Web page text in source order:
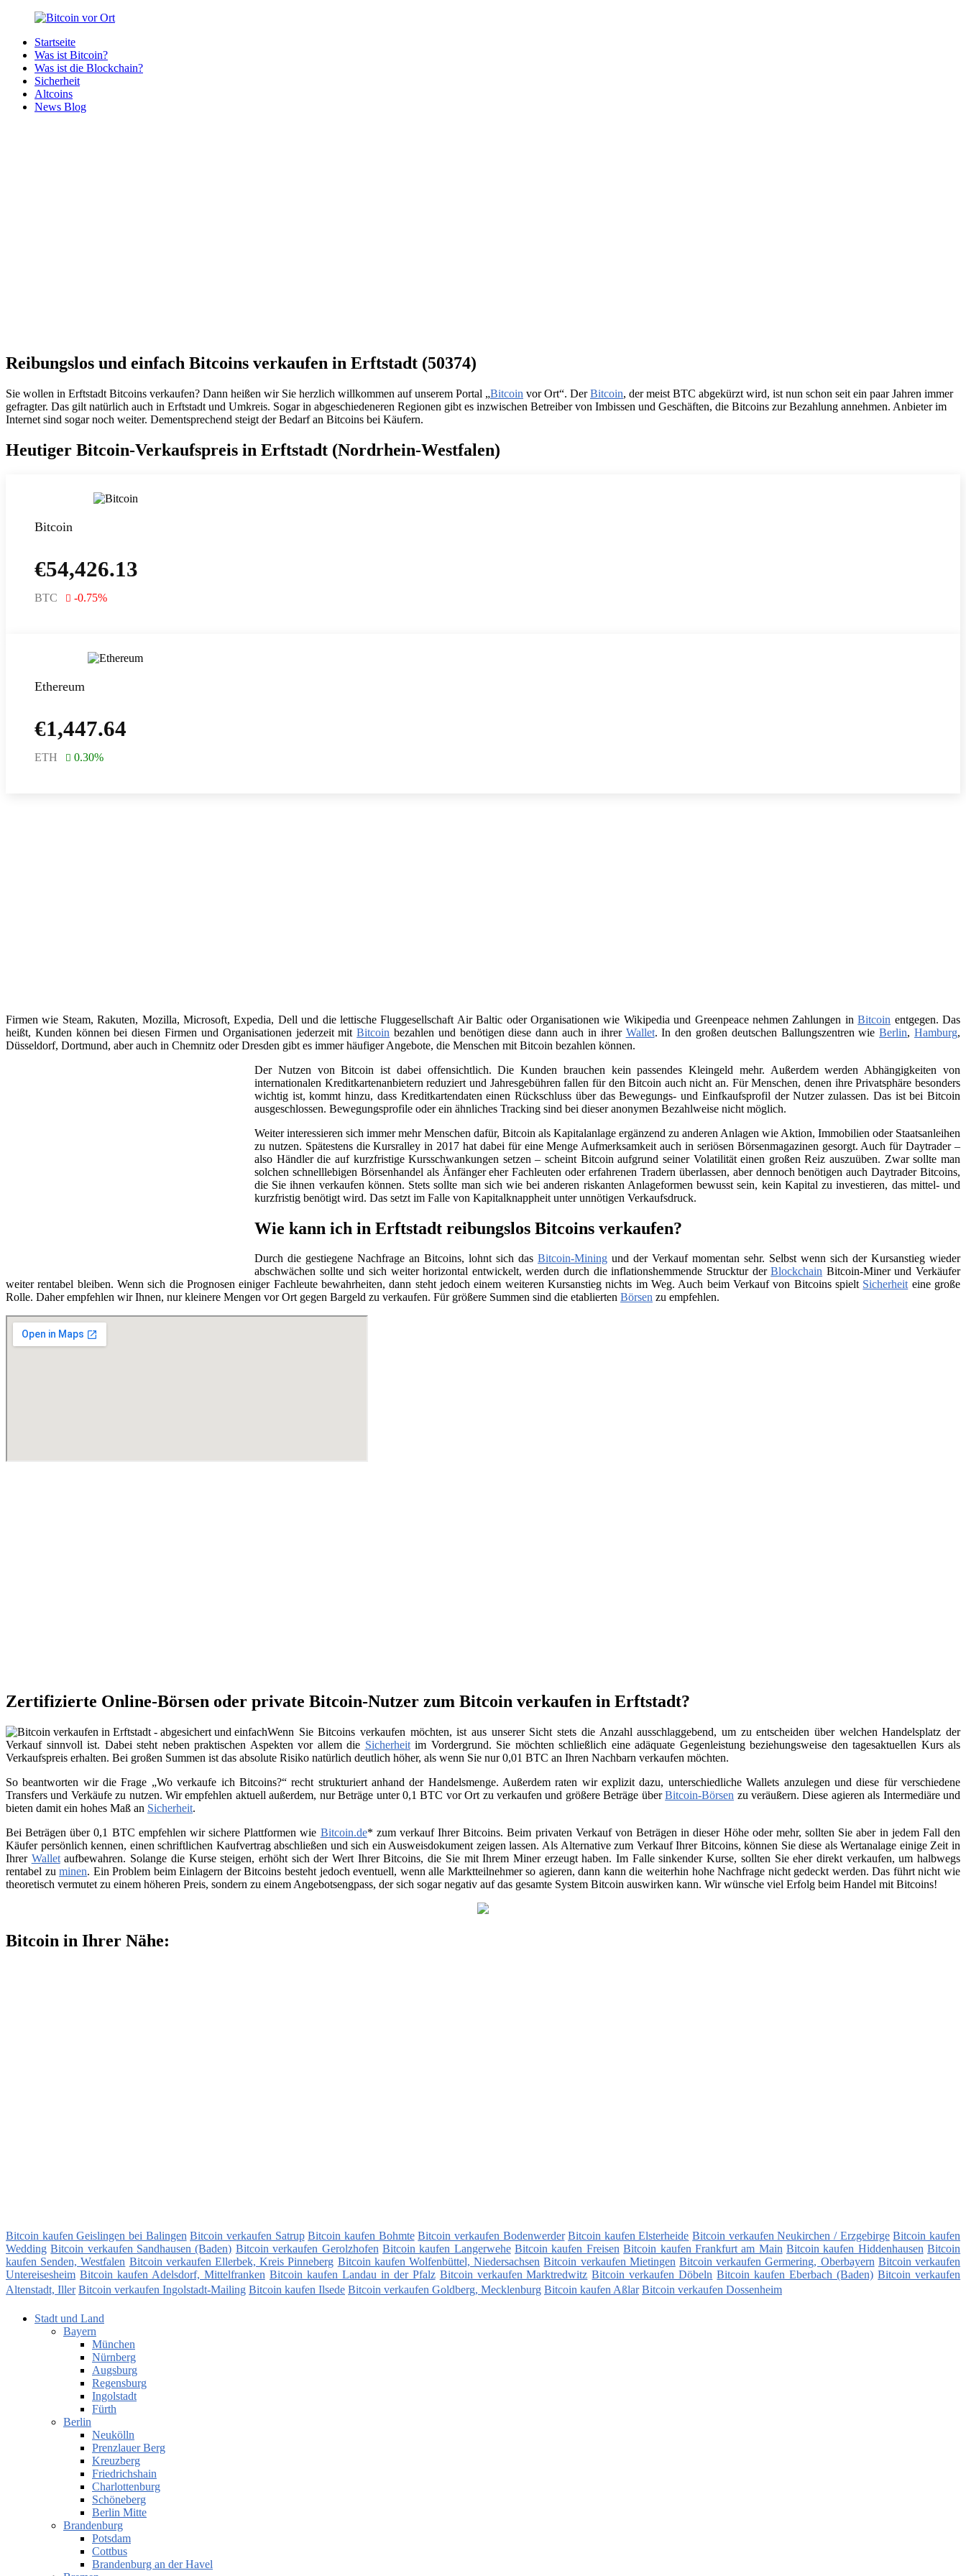
Zurück
Inhalt
Bitcoin
Bitcoins
deiner
Region
Startseite
Was ist Bitcoin?
Was ist die Blockchain?
Sicherheit
Altcoins
News Blog
Reibungslos und einfach Bitcoins verkaufen in Erftstadt (50374)
Sie wollen in Erftstadt Bitcoins verkaufen? Dann heißen wir Sie herzlich willkommen auf unserem Portal „Bitcoin vor Ort“. DerBitcoin, der meist BTC abgekürzt wird, ist nun schon seit ein paar Jahren immer
gefragter. Das gilt natürlich auch in Erftstadt und Umkreis. Sogar in abgeschiedeneren Regionen gibt es inzwischen Betreiber von Imbissen und Geschäften, die Bitcoins zur Bezahlung annehmen. Anbieter im
Internet sind sogar noch weiter. Dementsprechend steigt der Bedarf an Bitcoins bei Käufern.
Heutiger Bitcoin-Verkaufspreis in Erftstadt (Nordrhein-Westfalen)
Bitcoin
€54,426.13
BTC -0.75%
Ethereum
€1,447.64
ETH 0.30%
Firmen wie Steam, Rakuten, Mozilla, Microsoft, Expedia, Dell und die lettische Fluggesellschaft Air Baltic oder Organisationen wie Wikipedia und Greenpeace nehmen Zahlungen inBitcoin entgegen. Das
heißt, Kunden können bei diesen Firmen und Organisationen jederzeit mitBitcoin bezahlen und benötigen diese dann auch in ihrer Wallet. In den großen deutschen Ballungszentren wieBerlin,Hamburg,
Düsseldorf, Dortmund, aber auch in Chemnitz oder Dresden gibt es immer häufiger Angebote, die Menschen mit Bitcoin bezahlen können.
Der Nutzen von Bitcoin ist dabei offensichtlich. Die Kunden brauchen kein passendes Kleingeld mehr. Außerdem werden Abhängigkeiten von
internationalen Kreditkartenanbietern reduziert und Jahresgebühren fallen für den Bitcoin auch nicht an. Für Menschen, denen ihre Privatsphäre besonders
wichtig ist, kommt hinzu, dass Kreditkartendaten einen Rückschluss über das Bewegungs- und Einfkaufsprofil der Nutzer zulassen. Das ist bei Bitcoin
ausgeschlossen. Bewegungsprofile oder ein ähnliches Tracking sind bei dieser anonymen Bezahlweise nicht möglich.
Weiter interessieren sich immer mehr Menschen dafür, Bitcoin als Kapitalanlage ergänzend zu anderen Anlagen wie Aktion, Immobilien oder Staatsanleihen
zu nutzen. Spätestens die Kursralley in 2017 hat dabei für eine Menge Aufmerksamkeit auch in seriösen Börsenmagazinen gesorgt. Auch für Daytrader –
also Händler die auf kurzfristige Kursschwankungen setzen – scheint Bitcoin aufgrund seiner Volatilität einen großen Reiz auszuüben. Zwar sollte man
solchen schnelllebigen Börsenhandel als Änfänger eher Fachleuten oder erfahrenen Tradern überlassen, aber dennoch benötigen auch Daytrader Bitcoins,
die Sie ihnen verkaufen können. Stets sollte man sich wie bei anderen riskanten Anlageformen bewusst sein, kein Kapital zu investieren, das mittel- und
kurzfristig benötigt wird. Das setzt im Falle von Kapitalknappheit unter unnötigen Verkaufsdruck.
Wie kann ich in Erftstadt reibungslos Bitcoins verkaufen?
Durch die gestiegene Nachfrage an Bitcoins, lohnt sich das Bitcoin-Mining und der Verkauf momentan sehr. Selbst wenn sich der Kursanstieg wieder
abschwächen sollte und sich weiter horizontal entwickelt, werden durch die inflationshemmende Strucktur derBlockchain Bitcoin-Miner und Verkäufer
weiter rentabel bleiben. Wenn sich die Prognosen einiger Fachleute bewahrheiten, dann steht jedoch einem weiteren Kursanstieg nichts im Weg. Auch beim Verkauf von Bitcoins spielt Sicherheiteine große
Rolle. Daher empfehlen wir Ihnen, nur kleinere Mengen vor Ort gegen Bargeld zu verkaufen. Für größere Summen sind die etablierten Börsen zu empfehlen.
Zertifizierte Online-Börsen oder private Bitcoin-Nutzer zum Bitcoin verkaufen in Erftstadt?
Wenn Sie Bitcoins verkaufen möchten, ist aus unserer Sicht stets die Anzahl ausschlaggebend, um zu entscheiden über welchen Handelsplatz der
Verkauf sinnvoll ist. Dabei steht neben praktischen Aspekten vor allem die Sicherheitim Vordergrund. Sie möchten schließlich eine adäquate Gegenleistung beziehungsweise den tagesaktuellen Kurs als
Verkaufspreis erhalten. Bei großen Summen ist das absolute Risiko natürlich deutlich höher, als wenn Sie nur 0,01 BTC an Ihren Nachbarn verkaufen möchten.
So beantworten wir die Frage „Wo verkaufe ich Bitcoins?“ recht strukturiert anhand der Handelsmenge. Außerdem raten wir explizit dazu, unterschiedliche Wallets anzulegen und diese für verschiedene
Transfers und Verkäufe zu nutzen. Wir empfehlen aktuell außerdem, nur Beträge unter 0,1 BTC vor Ort zu verkaufen und größere Beträge überBitcoin-Börsen zu veräußern. Diese agieren als Intermediäre und
bieten damit ein hohes Maß an Sicherheit.
Bei Beträgen über 0,1 BTC empfehlen wir sichere Plattformen wie Bitcoin.de* zum verkauf Ihrer Bitcoins. Beim privaten Verkauf von Beträgen in dieser Höhe oder mehr, sollten Sie aber in jedem Fall den
Käufer persönlich kennen, einen schriftlichen Kaufvertrag abschließen und sich ein Ausweisdokument zeigen lassen. Als Alternative zum Verkauf Ihrer Bitcoins, können Sie diese als Wertanalage einige Zeit in
Ihrer Walletaufbewahren. Solange die Kurse steigen, erhöht sich der Wert Ihrer Bitcoins, die Sie mit Ihrem Miner erzeugt haben. Im Falle sinkender Kurse, sollten Sie eher direkt verkaufen, um halbwegs
rentabel zuminen. Ein Problem beim Einlagern der Bitcoins besteht jedoch eventuell, wenn alle Marktteilnehmer so agieren, dann kann die weiterhin hohe Nachfrage nicht gedeckt werden. Das führt nicht wie
theoretisch vermutet zu einem höheren Preis, sondern zu einem Angebotsengpass, der sich sogar negativ auf das gesamte System Bitcoin auswirken kann. Wir wünsche viel Erfolg beim Handel mit Bitcoins!
Bitcoin in Ihrer Nähe:
Bitcoin kaufen Geislingen bei Balingen Bitcoin verkaufen Satrup Bitcoin kaufen Bohmte Bitcoin verkaufen Bodenwerder Bitcoin kaufen Elsterheide Bitcoin verkaufen Neukirchen / Erzgebirge Bitcoin kaufen
Wedding Bitcoin verkaufen Sandhausen (Baden) Bitcoin verkaufen Gerolzhofen Bitcoin kaufen Langerwehe Bitcoin kaufen Freisen Bitcoin kaufen Frankfurt am Main Bitcoin kaufen Hiddenhausen Bitcoin
kaufen Senden, Westfalen Bitcoin verkaufen Ellerbek, Kreis Pinneberg Bitcoin kaufen Wolfenbüttel, Niedersachsen Bitcoin verkaufen Mietingen Bitcoin verkaufen Germering, Oberbayern Bitcoin verkaufen
Untereisesheim Bitcoin kaufen Adelsdorf, Mittelfranken Bitcoin kaufen Landau in der Pfalz Bitcoin verkaufen Marktredwitz Bitcoin verkaufen Döbeln Bitcoin kaufen Eberbach (Baden) Bitcoin verkaufen
Altenstadt, Iller Bitcoin verkaufen Ingolstadt-Mailing Bitcoin kaufen Ilsede Bitcoin verkaufen Goldberg, Mecklenburg Bitcoin kaufen Aßlar Bitcoin verkaufen Dossenheim
Stadt und Land
Bayern
München
Nürnberg
Augsburg
Regensburg
Ingolstadt
Fürth
Berlin
Neukölln
Prenzlauer Berg
Kreuzberg
Friedrichshain
Charlottenburg
Schöneberg
Berlin Mitte
Brandenburg
Potsdam
Cottbus
Brandenburg an der Havel